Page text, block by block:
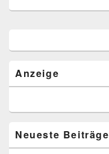
Widget-
Anzeige
Neueste Beiträge